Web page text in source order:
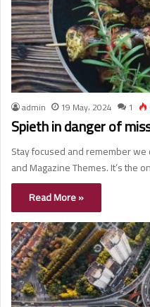
admin 19 May، 2024 1
Spieth in danger of
Stay focused and remember
and Magazine Themes. It’s the
Read More »